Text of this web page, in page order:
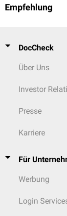
Empfehlung
DocCheck
Über Uns
Investor
Presse
Karriere
Für
Werbung
Login